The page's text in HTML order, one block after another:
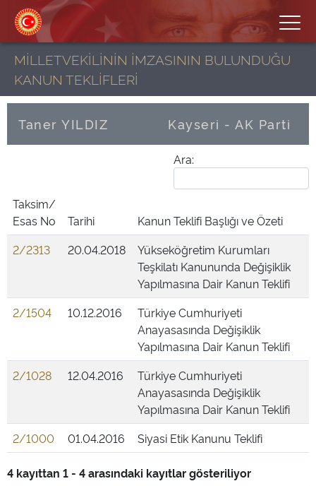
MİLLETVEKİLİNİN İMZASININ BULUNDUĞU
KANUN TEKLİFLERİ
Taner YILDIZ Kayseri - AK Parti
Ara:
Taksim/
Esas No
Tarihi
Kanun Teklifi Başlığı ve Özeti
2/2313
20.04.2018
Yükseköğretim Kurumları
Teşkilatı Kanununda Değişiklik
Yapılmasına Dair Kanun Teklifi
2/1504
10.12.2016
Türkiye Cumhuriyeti
Anayasasında Değişiklik
Yapılmasına Dair Kanun Teklifi
2/1028
12.04.2016
Türkiye Cumhuriyeti
Anayasasında Değişiklik
Yapılmasına Dair Kanun Teklifi
2/1000
01.04.2016 Siyasi Etik Kanunu Teklifi
4 kayıttan 1 - 4 arasındaki kayıtlar gösteriliyor